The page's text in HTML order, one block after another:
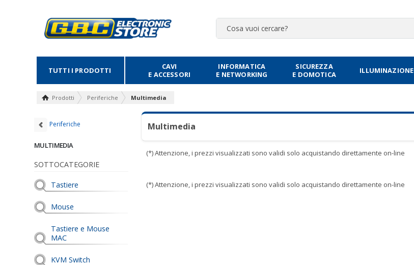
TUTTI I PRODOTTI
CAVI
E ACCESSORI
INFORMATICA
E NETWORKING
SICUREZZA
E DOMOTICA
ILLUMINAZIONE
Prodotti Periferiche Multimedia
Periferiche
MULTIMEDIA
SOTTOCATEGORIE
Tastiere
Mouse
Tastiere e Mouse
MAC
KVM Switch
Multimedia
(*) Attenzione, i prezzi visualizzati sono validi solo acquistando direttamente on-line
(*) Attenzione, i prezzi visualizzati sono validi solo acquistando direttamente on-line